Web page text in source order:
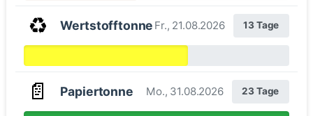
♻️ Wertstofftonne Fr., 21.08.2026 13 Tage
📄 Papiertonne Mo., 31.08.2026 23 Tage